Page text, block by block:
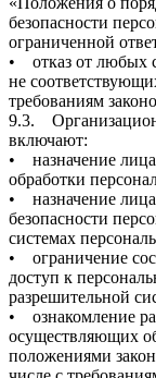
безопасности
ограниченной
• отказ от любых
не
требованиям
9.3.
включают:
• назначение
обработки
• назначение
безопасности
системах
• ограничение
доступ к
разрешительной
• ознакомление
осуществляющих
положениями